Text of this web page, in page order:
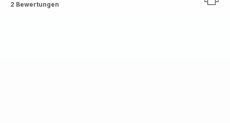
Bewertung
2 Bewertungen